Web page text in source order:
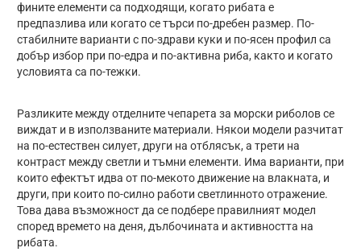
фините елементи са подходящи, когато рибата е
предпазлива или когато се търси по-дребен размер. По-
стабилните варианти с по-здрави куки и по-ясен профил са
добър избор при по-едра и по-активна риба, както и когато
условията са по-тежки.
Разликите между отделните чепарета за морски риболов се
виждат и в използваните материали. Някои модели разчитат
на по-естествен силует, други на отблясък, а трети на
контраст между светли и тъмни елементи. Има варианти, при
които ефектът идва от по-мекото движение на влакната, и
други, при които по-силно работи светлинното отражение.
Това дава възможност да се подбере правилният модел
според времето на деня, дълбочината и активността на
рибата.